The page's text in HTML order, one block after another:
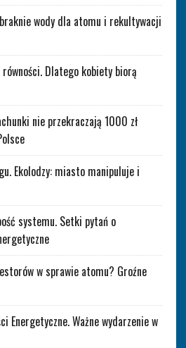
wody dla atomu i rekultywacji
Dlatego kobiety biorą
nie przekraczają 1000 zł
Ekolodzy: miasto manipuluje i
systemu. Setki pytań o
w sprawie atomu? Groźne
Energetyczne. Ważne wydarzenie w